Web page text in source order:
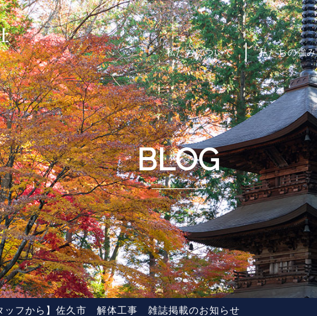
私たちについて 私たちの強み
BLOG
ッフから】佐久市 解体工事 雑誌掲載のお知らせ